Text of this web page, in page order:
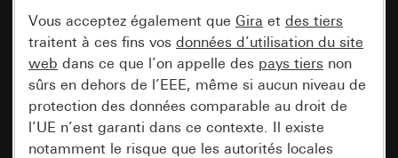
Vous acceptez également que Gira et des tiers
traitent à ces fins vos données d’utilisation du site
web dans ce que l’on appelle des pays tiers non
sûrs en dehors de l’EEE, même si aucun niveau de
protection des données comparable au droit de
l’UE n’est garanti dans ce contexte. Il existe
notamment le risque que les autorités locales